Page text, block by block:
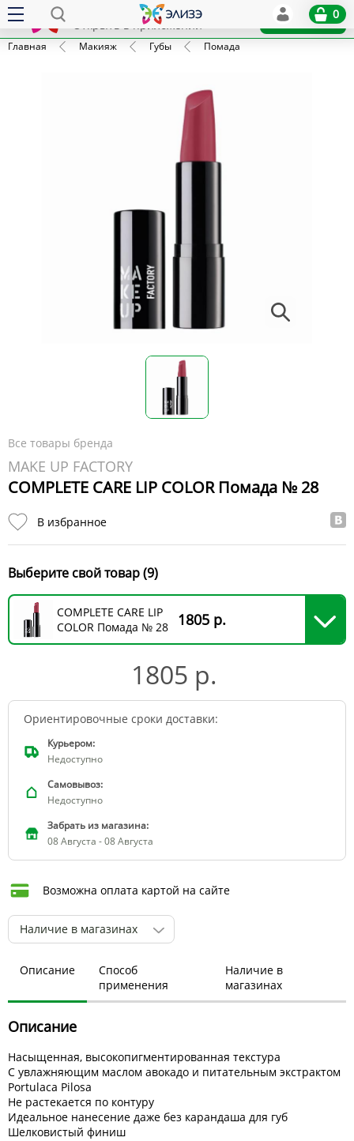
x
Открыть в приложении
Установить
0
Главная Макияж Губы Помада
Все товары бренда
MAKE UP FACTORY
COMPLETE CARE LIP COLOR Помада № 28
В избранное
Выберите свой товар (9)
COMPLETE CARE LIP
COLOR Помада № 28
1805 р.
1805 р.
Ориентировочные сроки доставки:
Курьером:
Недоступно
Самовывоз:
Недоступно
Забрать из магазина:
08 Августа - 08 Августа
Возможна оплата картой на сайте
Наличие в магазинах
Описание
Способ
применения
Наличие в
магазинах
Описание
Насыщенная, высокопигментированная текстура
С увлажняющим маслом авокадо и питательным экстрактом
Portulaca Pilosa
Не растекается по контуру
Идеальное нанесение даже без карандаша для губ
Шелковистый финиш